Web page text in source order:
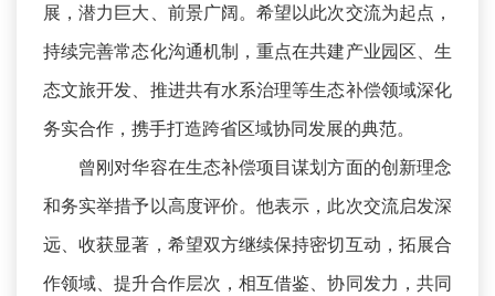
展，潜力巨大、前景广阔。希望以此次交流为起点，
持续完善常态化沟通机制，重点在共建产业园区、生
态文旅开发、推进共有水系治理等生态补偿领域深化
务实合作，携手打造跨省区域协同发展的典范。
曾刚对华容在生态补偿项目谋划方面的创新理念
和务实举措予以高度评价。他表示，此次交流启发深
远、收获显著，希望双方继续保持密切互动，拓展合
作领域、提升合作层次，相互借鉴、协同发力，共同